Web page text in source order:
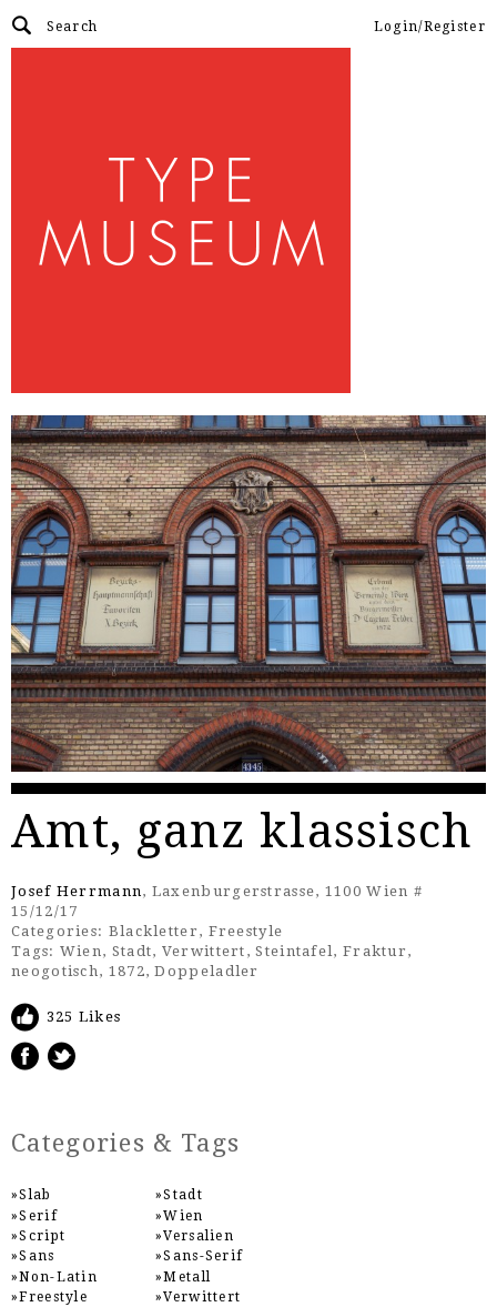
Login/Register
Amt, ganz klassisch
Josef Herrmann, Laxenburgerstrasse, 1100 Wien #
15/12/17
Categories: Blackletter , Freestyle
Tags: Wien, Stadt, Verwittert ,Steintafel, Fraktur ,
neogotisch, 1872,Doppeladler
325 Likes
Categories & Tags
Slab
Serif
Script
Sans
Non-Latin
Freestyle
Stadt
Wien
Versalien
Sans-Serif
Metall
Verwittert